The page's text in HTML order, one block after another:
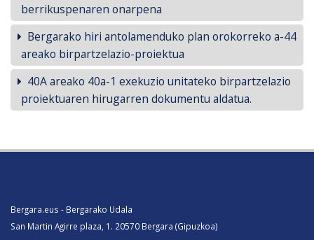
berrikuspenaren onarpena
Bergarako hiri antolamenduko plan orokorreko a-44
areako birpartzelazio-proiektua
40A areako 40a-1 exekuzio unitateko birpartzelazio
proiektuaren hirugarren dokumentu aldatua.
Bergara.eus - Bergarako Udala
San Martin Agirre plaza, 1. 20570 Bergara (Gipuzkoa)